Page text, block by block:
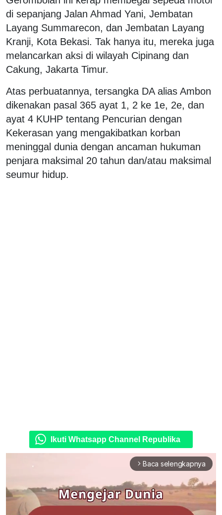
di sepanjang Jalan Ahmad Yani, Jembatan
Layang Summarecon, dan Jembatan Layang
Kranji, Kota Bekasi. Tak hanya itu, mereka juga
melancarkan aksi di wilayah Cipinang dan
Cakung, Jakarta Timur.
Atas perbuatannya, tersangka DA alias Ambon
dikenakan pasal 365 ayat 1, 2 ke 1e, 2e, dan
ayat 4 KUHP tentang Pencurian dengan
Kekerasan yang mengakibatkan korban
meninggal dunia dengan ancaman hukuman
penjara maksimal 20 tahun dan/atau maksimal
seumur hidup.
Ikuti Whatsapp Channel Republika
arrow_forward_ios Baca selengkapnya